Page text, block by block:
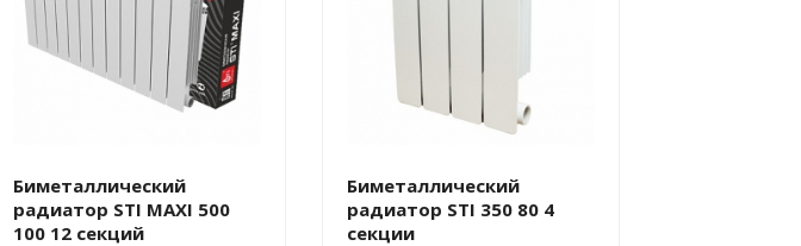
Биметаллический
радиатор STI MAXI 500
100 12 секций
Биметаллический
радиатор STI 350 80 4
секции